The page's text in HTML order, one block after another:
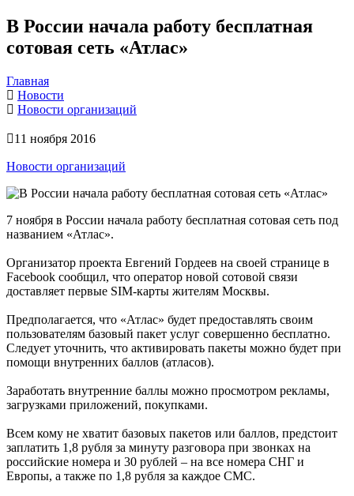
В России начала работу бесплатная
сотовая сеть «Атлас»
Главная
Новости
Новости организаций
11 ноября 2016
Новости организаций
7 ноября в России начала работу бесплатная сотовая сеть под
названием «Атлас».
Организатор проекта Евгений Гордеев на своей странице в
Facebook сообщил, что оператор новой сотовой связи
доставляет первые SIM-карты жителям Москвы.
Предполагается, что «Атлас» будет предоставлять своим
пользователям базовый пакет услуг совершенно бесплатно.
Следует уточнить, что активировать пакеты можно будет при
помощи внутренних баллов (атласов).
Заработать внутренние баллы можно просмотром рекламы,
загрузками приложений, покупками.
Всем кому не хватит базовых пакетов или баллов, предстоит
заплатить 1,8 рубля за минуту разговора при звонках на
российские номера и 30 рублей – на все номера СНГ и
Европы, а также по 1,8 рубля за каждое СМС.